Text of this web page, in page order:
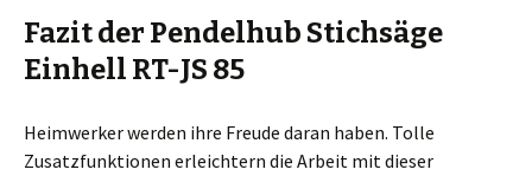
Fazit der Pendelhub Stichsäge
Einhell RT-JS 85
Heimwerker werden ihre Freude daran haben. Tolle
Zusatzfunktionen erleichtern die Arbeit mit dieser